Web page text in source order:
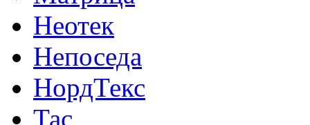
Неотек
Непоседа
НордТекс
Тас